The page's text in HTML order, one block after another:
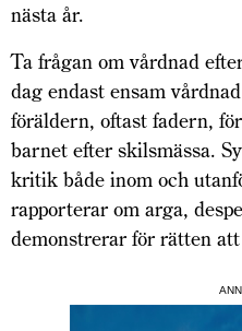
nästa år.
Ta frågan om vårdnad
dag endast ensam
föräldern, oftast fadern,
barnet efter skilsmässa.
kritik både inom och
rapporterar om arga,
demonstrerar för rätten